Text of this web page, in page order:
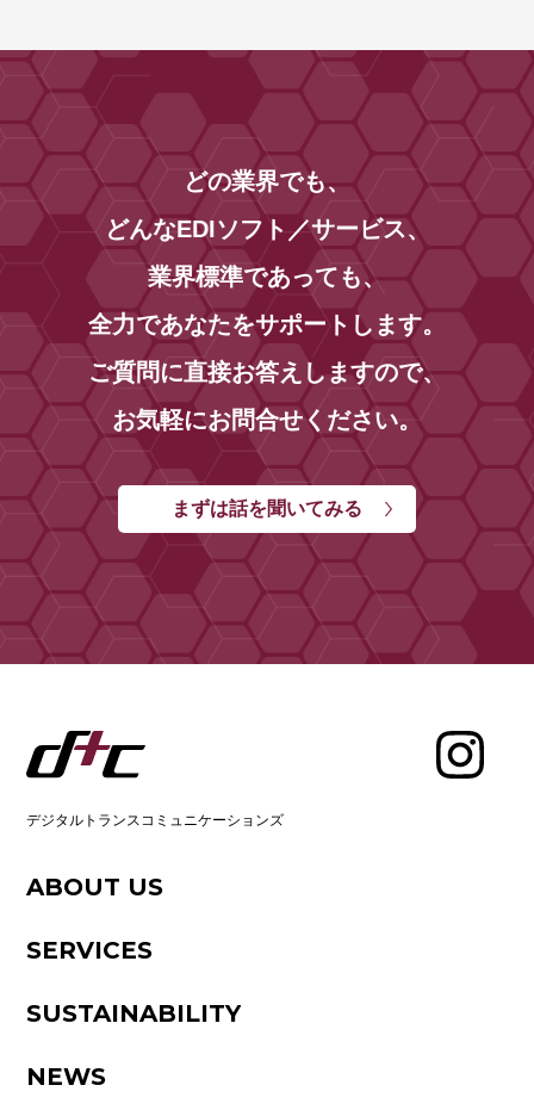
どの業界でも、
どんなEDIソフト／サービス、
業界標準であっても、
全力であなたをサポートします。
ご質問に直接お答えしますので、
お気軽にお問合せください。
まずは話を聞いてみる
デジタルトランスコミュニケーションズ
ABOUT US
SERVICES
SUSTAINABILITY
NEWS